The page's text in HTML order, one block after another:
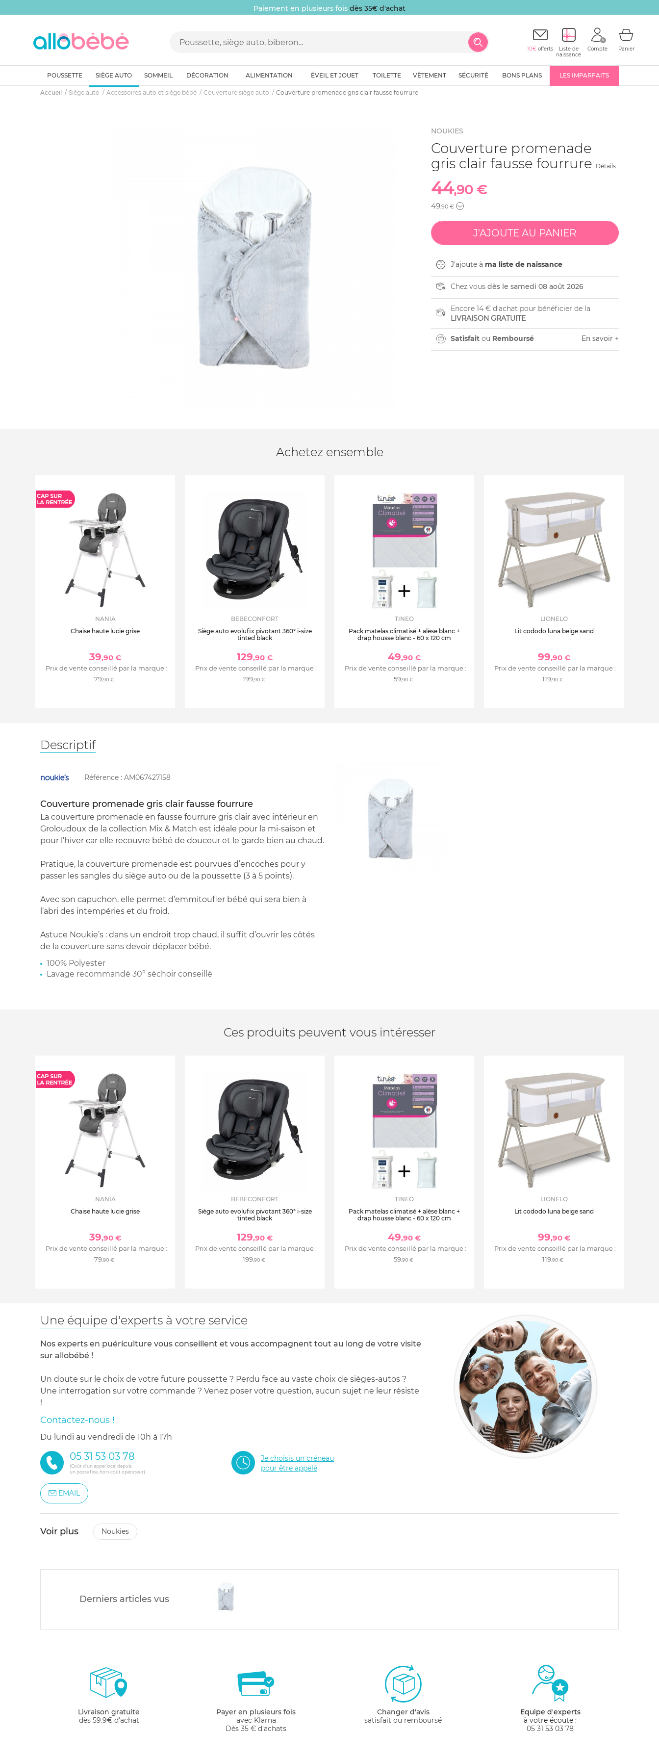
Paiement en plusieurs fois dès 35€ d'achat
10€ offerts
Liste de
naissance
Compte Panier
POUSSETTE SIÈGE AUTO SOMMEIL DÉCORATION ALIMENTATION ÉVEIL ET JOUET TOILETTE VÊTEMENT SÉCURITÉ BONS PLANS LES IMPARFAITS
Accueil Siège auto Accessoires auto et siège bébé Couverture siège auto Couverture promenade gris clair fausse fourrure
NOUKIES
Couverture promenade
gris clair fausse fourrure Détails
44,90 €
49,90 €
J'ajoute à ma liste de naissance
Chez vous dès le samedi 08 août 2026
Encore 14 € d'achat pour bénéficier de la
LIVRAISON GRATUITE
Satisfaitou Remboursé En savoir +
Achetez ensemble
NANIA
Chaise haute lucie grise
39,90 €
Prix de vente conseillé par la marque :
79,90 €
BEBECONFORT
Siège auto evolufix pivotant 360° i-size
tinted black
129,90 €
Prix de vente conseillé par la marque :
199,90 €
TINEO
Pack matelas climatisé + alèse blanc +
drap housse blanc - 60 x 120 cm
49,90 €
Prix de vente conseillé par la marque :
59,90 €
LIONELO
Lit cododo luna beige sand
99,90 €
Prix de vente conseillé par la marque :
119,90 €
Descriptif
Référence : AM067427158
Couverture promenade gris clair fausse fourrure
La couverture promenade en fausse fourrure gris clair avec intérieur en
Groloudoux de la collection Mix & Match est idéale pour la mi-saison et
pour l’hiver car elle recouvre bébé de douceur et le garde bien au chaud.
Pratique, la couverture promenade est pourvues d’encoches pour y
passer les sangles du siège auto ou de la poussette (3 à 5 points).
Avec son capuchon, elle permet d’emmitoufler bébé qui sera bien à
l’abri des intempéries et du froid.
Astuce Noukie’s : dans un endroit trop chaud, il suffit d’ouvrir les côtés
de la couverture sans devoir déplacer bébé.
100% Polyester
Lavage recommandé 30° séchoir conseillé
Ces produits peuvent vous intéresser
NANIA
Chaise haute lucie grise
39,90 €
Prix de vente conseillé par la marque :
79,90 €
BEBECONFORT
Siège auto evolufix pivotant 360° i-size
tinted black
129,90 €
Prix de vente conseillé par la marque :
199,90 €
TINEO
Pack matelas climatisé + alèse blanc +
drap housse blanc - 60 x 120 cm
49,90 €
Prix de vente conseillé par la marque :
59,90 €
LIONELO
Lit cododo luna beige sand
99,90 €
Prix de vente conseillé par la marque :
119,90 €
Une équipe d'experts à votre service
Nos experts en puériculture vous conseillent et vous accompagnent tout au long de votre visite
sur allobébé !
Un doute sur le choix de votre future poussette ? Perdu face au vaste choix de sièges-autos ?
Une interrogation sur votre commande ? Venez poser votre question, aucun sujet ne leur résiste
!
Contactez-nous !
du lundi au vendredi de 10h à 17h
05 31 53 03 78
(Coût d'un appel local depuis
un poste fixe, hors coût opérateur)
Je choisis un créneau
pour être appelé
EMAIL
Voir plus noukies
Derniers articles vus
Livraison gratuite
dès 59.9€ d'achat
Payer en plusieurs fois
avec Klarna
Dès 35 € d'achats
Changer d'avis
satisfait ou remboursé
Equipe d'experts
à votre écoute :
05 31 53 03 78